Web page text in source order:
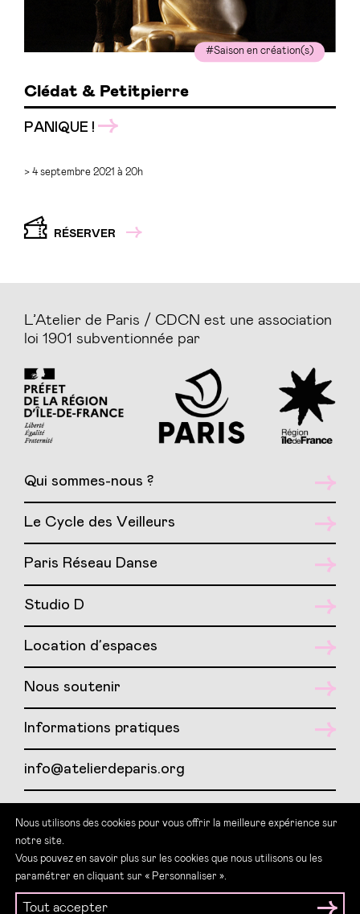
#Saison en création(s)
Clédat & Petitpierre
PANIQUE !
> 4 septembre 2021 à 20h
RÉSERVER
L’Atelier de Paris / CDCN est une association
loi 1901 subventionnée par
Qui sommes-nous ?
Le Cycle des Veilleurs
Paris Réseau Danse
Studio D
Location d’espaces
Nous soutenir
Informations pratiques
info@atelierdeparis.org
Teams : LSF Atelier de Paris
Nous utilisons des cookies pour vous offrir la meilleure expérience sur
notre site.
Vous pouvez en savoir plus sur les cookies que nous utilisons ou les
paramétrer en cliquant sur « Personnaliser ».
Tout accepter